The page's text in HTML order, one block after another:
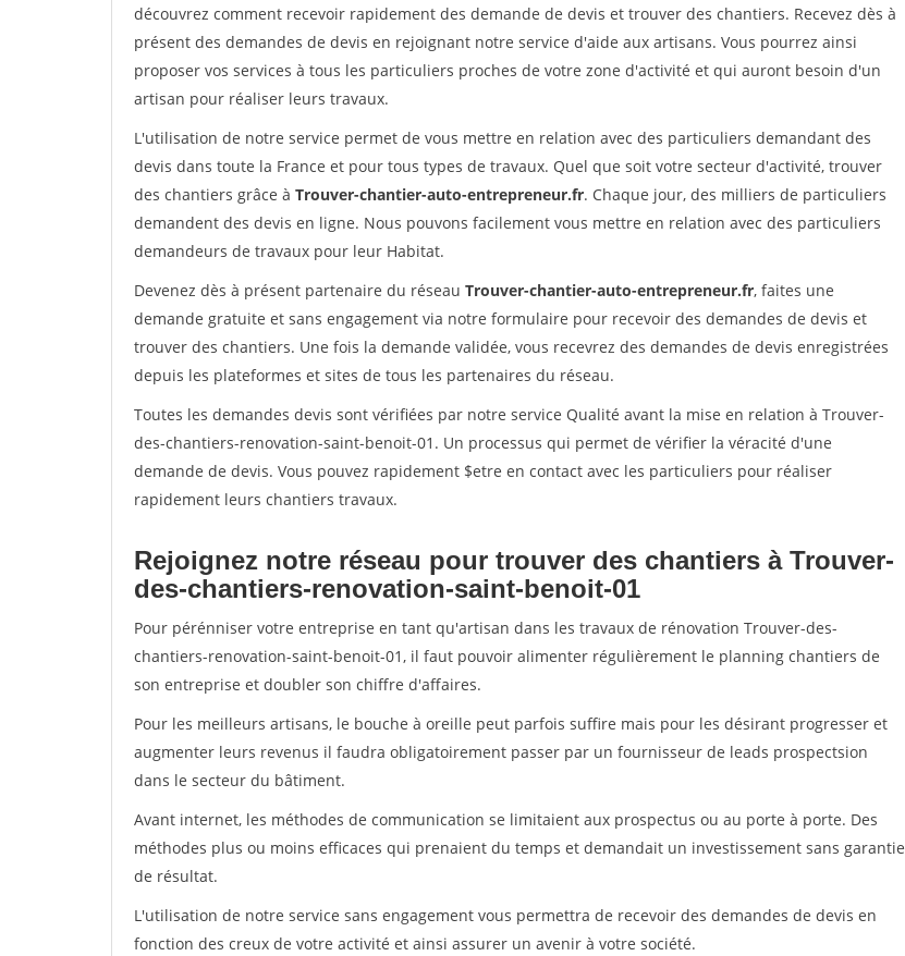
découvrez comment recevoir rapidement des demande de devis et trouver des chantiers. Recevez dès à
présent des demandes de devis en rejoignant notre service d'aide aux artisans. Vous pourrez ainsi
proposer vos services à tous les particuliers proches de votre zone d'activité et qui auront besoin d'un
artisan pour réaliser leurs travaux.
L'utilisation de notre service permet de vous mettre en relation avec des particuliers demandant des
devis dans toute la France et pour tous types de travaux. Quel que soit votre secteur d'activité, trouver
des chantiers grâce à Trouver-chantier-auto-entrepreneur.fr. Chaque jour, des milliers de particuliers
demandent des devis en ligne. Nous pouvons facilement vous mettre en relation avec des particuliers
demandeurs de travaux pour leur Habitat.
Devenez dès à présent partenaire du réseau Trouver-chantier-auto-entrepreneur.fr, faites une
demande gratuite et sans engagement via notre formulaire pour recevoir des demandes de devis et
trouver des chantiers. Une fois la demande validée, vous recevrez des demandes de devis enregistrées
depuis les plateformes et sites de tous les partenaires du réseau.
Toutes les demandes devis sont vérifiées par notre service Qualité avant la mise en relation à Trouver-
des-chantiers-renovation-saint-benoit-01. Un processus qui permet de vérifier la véracité d'une
demande de devis. Vous pouvez rapidement $etre en contact avec les particuliers pour réaliser
rapidement leurs chantiers travaux.
Rejoignez notre réseau pour trouver des chantiers à Trouver-
des-chantiers-renovation-saint-benoit-01
Pour pérénniser votre entreprise en tant qu'artisan dans les travaux de rénovation Trouver-des-
chantiers-renovation-saint-benoit-01, il faut pouvoir alimenter régulièrement le planning chantiers de
son entreprise et doubler son chiffre d'affaires.
Pour les meilleurs artisans, le bouche à oreille peut parfois suffire mais pour les désirant progresser et
augmenter leurs revenus il faudra obligatoirement passer par un fournisseur de leads prospectsion
dans le secteur du bâtiment.
Avant internet, les méthodes de communication se limitaient aux prospectus ou au porte à porte. Des
méthodes plus ou moins efficaces qui prenaient du temps et demandait un investissement sans garantie
de résultat.
L'utilisation de notre service sans engagement vous permettra de recevoir des demandes de devis en
fonction des creux de votre activité et ainsi assurer un avenir à votre société.